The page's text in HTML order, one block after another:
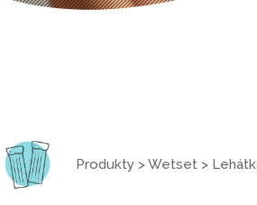
Produkty >Wetset >